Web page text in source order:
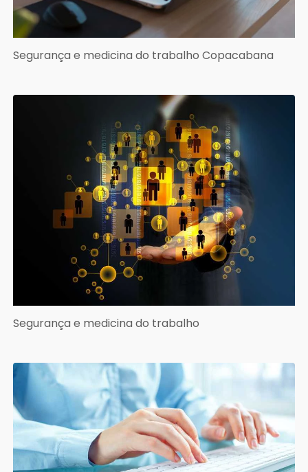
Segurança e medicina do trabalho Copacabana
Segurança e medicina do trabalho